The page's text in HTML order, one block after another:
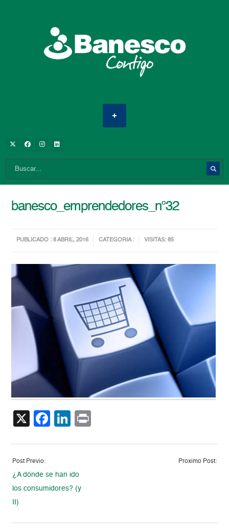
banesco_emprendedores_n°32
PUBLICADO : 8 ABRIL, 2016 CATEGORIA : VISITAS: 85
X Facebook
LinkedIn
Post Previo:
¿A dónde se han ido
los consumidores? (y
II)
Proximo Post: